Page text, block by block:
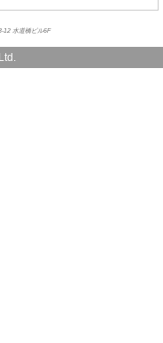
12 水道橋ビル6F